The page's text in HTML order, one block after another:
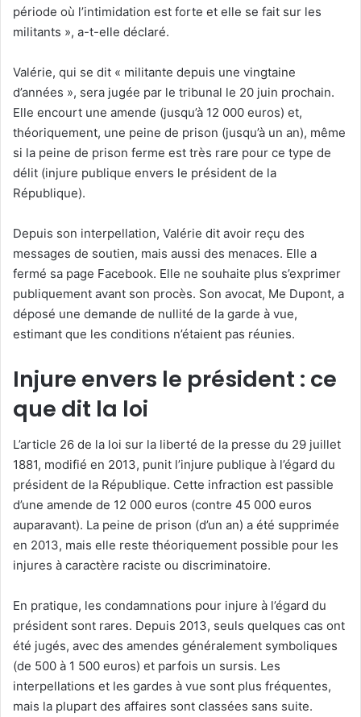
période où l’intimidation est forte et elle se fait sur les
militants », a-t-elle déclaré.
Valérie, qui se dit « militante depuis une vingtaine
d’années », sera jugée par le tribunal le 20 juin prochain.
Elle encourt une amende (jusqu’à 12 000 euros) et,
théoriquement, une peine de prison (jusqu’à un an), même
si la peine de prison ferme est très rare pour ce type de
délit (injure publique envers le président de la
République).
Depuis son interpellation, Valérie dit avoir reçu des
messages de soutien, mais aussi des menaces. Elle a
fermé sa page Facebook. Elle ne souhaite plus s’exprimer
publiquement avant son procès. Son avocat, Me Dupont, a
déposé une demande de nullité de la garde à vue,
estimant que les conditions n’étaient pas réunies.
Injure envers le président : ce
que dit la loi
L’article 26 de la loi sur la liberté de la presse du 29 juillet
1881, modifié en 2013, punit l’injure publique à l’égard du
président de la République. Cette infraction est passible
d’une amende de 12 000 euros (contre 45 000 euros
auparavant). La peine de prison (d’un an) a été supprimée
en 2013, mais elle reste théoriquement possible pour les
injures à caractère raciste ou discriminatoire.
En pratique, les condamnations pour injure à l’égard du
président sont rares. Depuis 2013, seuls quelques cas ont
été jugés, avec des amendes généralement symboliques
(de 500 à 1 500 euros) et parfois un sursis. Les
interpellations et les gardes à vue sont plus fréquentes,
mais la plupart des affaires sont classées sans suite.